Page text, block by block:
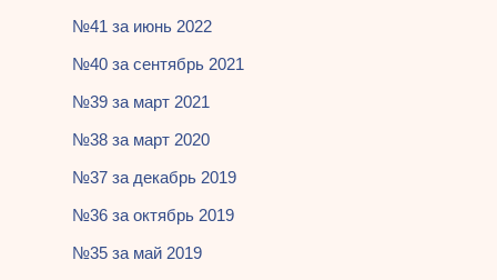
№41 за июнь 2022
№40 за сентябрь 2021
№39 за март 2021
№38 за март 2020
№37 за декабрь 2019
№36 за октябрь 2019
№35 за май 2019